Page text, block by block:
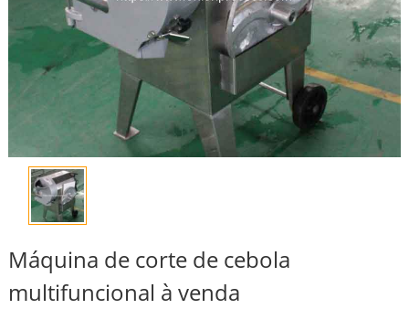
Máquina de corte de cebola
multifuncional à venda